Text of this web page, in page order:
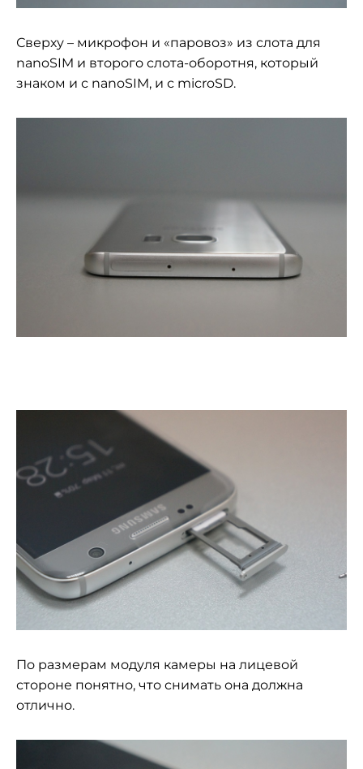
Сверху – микрофон и «паровоз» из слота для
nanoSIM и второго слота-оборотня, который
знаком и с nanoSIM, и с microSD.
По размерам модуля камеры на лицевой
стороне понятно, что снимать она должна
отлично.